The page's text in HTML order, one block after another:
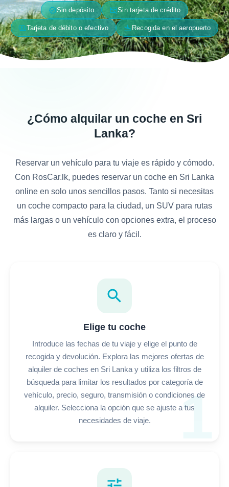
verifiedSin depósito credit_card_offSin tarjeta de crédito
paymentsTarjeta de débito o efectivo flight_land Recogida en el aeropuerto
¿Cómo alquilar un coche en Sri
Lanka?
Reservar un vehículo para tu viaje es rápido y cómodo.
Con RosCar.lk, puedes reservar un coche en Sri Lanka
online en solo unos sencillos pasos. Tanto si necesitas
un coche compacto para la ciudad, un SUV para rutas
más largas o un vehículo con opciones extra, el proceso
es claro y fácil.
1
search
Elige tu coche
Introduce las fechas de tu viaje y elige el punto de
recogida y devolución. Explora las mejores ofertas de
alquiler de coches en Sri Lanka y utiliza los filtros de
búsqueda para limitar los resultados por categoría de
vehículo, precio, seguro, transmisión o condiciones de
alquiler. Selecciona la opción que se ajuste a tus
necesidades de viaje.